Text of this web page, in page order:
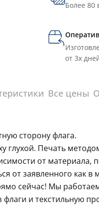
Более 80
от 3х
Все цены
сторону флага.
глухой. Печать
от
от заявленного как
сейчас! Мы
и текстильную